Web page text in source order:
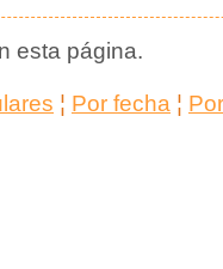
esta página.
¦ Por fecha ¦